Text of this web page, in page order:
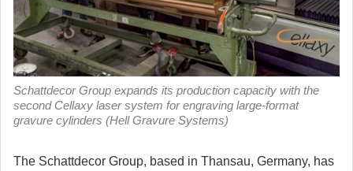
Schattdecor Group expands its production capacity with the
second Cellaxy laser system for engraving large-format
gravure cylinders (Hell Gravure Systems)
The Schattdecor Group, based in Thansau, Germany, has